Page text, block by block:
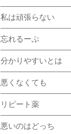
私は頑張らない
忘れるーぷ
分かりやすいとは
悪くなくても
リピート薬
悪いのはどっち